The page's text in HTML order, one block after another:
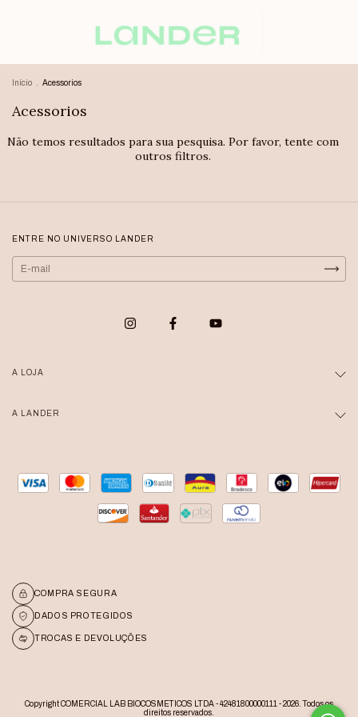
Início Acessorios
Acessorios
Não temos resultados para sua pesquisa. Por favor, tente com
outros filtros.
ENTRE NO UNIVERSO LANDER
A LOJA
A LANDER
COMPRA SEGURA
DADOS PROTEGIDOS
TROCAS E DEVOLUÇÕES
Copyright COMERCIAL LAB BIOCOSMETICOS LTDA - 42481800000111 - 2026. Todos os
direitos reservados.